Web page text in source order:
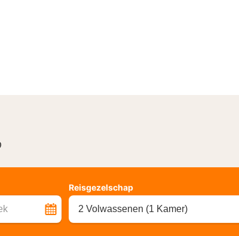
Reisgezelschap
2 Volwassenen (1 Kamer)